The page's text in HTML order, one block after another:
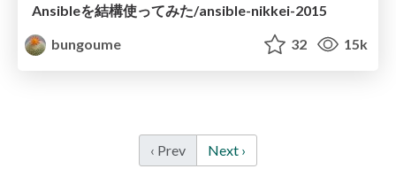
Ansibleを結構使ってみた/ansible-nikkei-2015
bungoume
32 15k
‹ Prev Next ›